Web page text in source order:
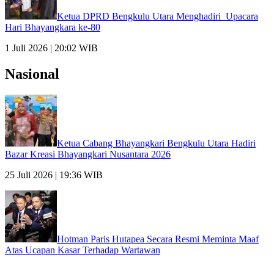
Ketua DPRD Bengkulu Utara Menghadiri Upacara
Hari Bhayangkara ke-80
1 Juli 2026 | 20:02 WIB
Nasional
Ketua Cabang Bhayangkari Bengkulu Utara Hadiri
Bazar Kreasi Bhayangkari Nusantara 2026
25 Juli 2026 | 19:36 WIB
Hotman Paris Hutapea Secara Resmi Meminta Maaf
Atas Ucapan Kasar Terhadap Wartawan